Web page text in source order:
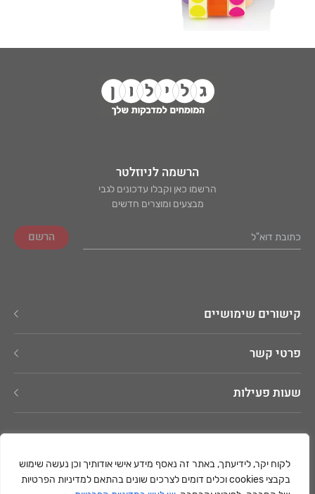
לקוח יקר, לידיעתך, באתר זה נאסף מידע אישי אודותיך וכן נעשה שימוש
בקבצי cookies וכלים דומים לצרכים שונים בהתאם למדיניות הפרטיות
הרשמה לניוזלטר
הרשמו כאן וקבלו עדכונים לגבי
מבצעים ומוצרים חדשים
קישורים שימושיים
פרטי קשר
שעות פעילות